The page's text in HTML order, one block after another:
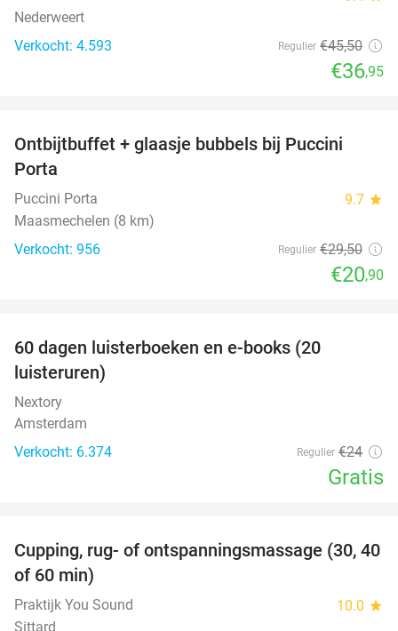
Nederweert
Verkocht: 4.593
Regulier €45,50
€36,95
Ontbijtbuffet + glaasje bubbels bij Puccini
Porta
Puccini Porta 9.7 star
Maasmechelen (8 km)
Verkocht: 956
Regulier €29,50
€20,90
60 dagen luisterboeken en e-books (20
luisteruren)
Nextory
Amsterdam
Verkocht: 6.374
Regulier €24
Gratis
60%
Cupping, rug- of ontspanningsmassage (30, 40
of 60 min)
Praktijk You Sound 10.0 star
Sittard